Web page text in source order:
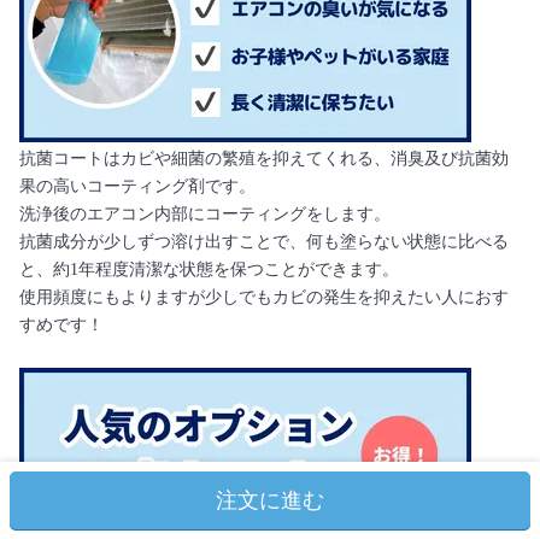
抗菌コートはカビや細菌の繁殖を抑えてくれる、消臭及び抗菌効
果の高いコーティング剤です。
洗浄後のエアコン内部にコーティングをします。
抗菌成分が少しずつ溶け出すことで、何も塗らない状態に比べる
と、約1年程度清潔な状態を保つことができます。
使用頻度にもよりますが少しでもカビの発生を抑えたい人におす
すめです！
注文に進む